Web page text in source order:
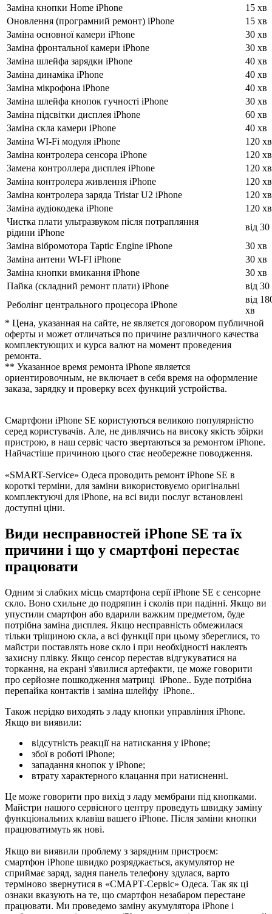
Заміна кнопки Home iPhone
15 хв
Оновлення (програмний ремонт) iPhone
15 хв
Заміна основної камери iPhone
30 хв
Заміна фронтальної камери iPhone
30 хв
Заміна шлейфа зарядки iPhone
40 хв
Заміна динаміка iPhone
40 хв
Заміна мікрофона iPhone
40 хв
Заміна шлейфа кнопок гучності iPhone
30 хв
Заміна підсвітки дисплея iPhone
60 хв
Заміна скла камери iPhone
40 хв
Заміна WI-Fi модуля iPhone
120 хв
Заміна контролера сенсора iPhone
120 хв
Замена контроллера дисплея iPhone
120 хв
Заміна контролера живлення iPhone
120 хв
Заміна контролера заряда Tristar U2 iPhone
120 хв
Заміна аудіокодека iPhone
120 хв
Чистка плати ультразвуком після потрапляння
рідини iPhone
від
Заміна вібромотора Taptic Engine iPhone
30 хв
Заміна антени WI-FI iPhone
30 хв
Заміна кнопки вмикання iPhone
30 хв
Пайка (складний ремонт плати) iPhone
від
Реболінг центрального процесора iPhone
від
хв
* Цена, указанная на сайте, не является договором публичной
оферты и может отличаться по причине различного качества
комплектующих и курса валют на момент проведения
ремонта.
** Указанное время ремонта iPhone является
ориентировочным, не включает в себя время на оформление
заказа, зарядку и проверку всех функций устройства.
Смартфони iPhone SE користуються великою популярністю
серед користувачів. Але, не дивлячись на високу якість збірки
пристрою, в наш сервіс часто звертаються за ремонтом iPhone.
Найчастіше причиною цього стає необережне поводження.
«SMART-Service» Одеса проводить ремонт iPhone SE в
короткі терміни, для заміни використовуємо оригінальні
комплектуючі для iPhone, на всі види послуг встановлені
доступні ціни.
Види несправностей iPhone SЕ та їх
причини і що у смартфоні перестає
працювати
Одним зі слабких місць смартфона серії iPhone SE є сенсорне
скло. Воно схильне до подряпин і сколів при падінні. Якщо ви
упустили смартфон або вдарили важким предметом, буде
потрібна заміна дисплея. Якщо несправність обмежилася
тільки тріщиною скла, а всі функції при цьому збереглися, то
майстри поставлять нове скло і при необхідності наклеять
захисну плівку. Якщо сенсор перестав відгукуватися на
торкання, на екрані з'явилися артефакти, це може говорити
про серйозне пошкодження матриці iPhone.. Буде потрібна
перепайка контактів і заміна шлейфу iPhone..
Також нерідко виходять з ладу кнопки управління iPhone.
Якщо ви виявили:
відсутність реакції на натискання у iPhone;
збої в роботі iPhone;
западання кнопок у iPhone;
втрату характерного клацання при натисненні.
Це може говорити про вихід з ладу мембрани під кнопками.
Майстри нашого сервісного центру проведуть швидку заміну
функціональних клавіш вашего iPhone. Після заміни кнопки
працюватимуть як нові.
Якщо ви виявили проблему з зарядним пристроєм:
смартфон iPhone швидко розряджається, акумулятор не
сприймає заряд, задня панель телефону здулася, варто
терміново звернутися в «СМАРТ-Сервіс» Одеса. Так як ці
ознаки вказують на те, що смартфон незабаром перестане
працювати. Ми проведемо заміну акумулятора iPhone і